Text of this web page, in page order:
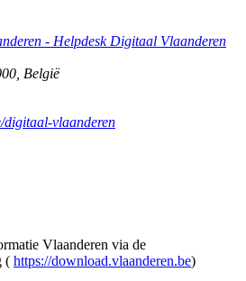
- Helpdesk Digitaal Vlaanderen
, België
digitaal-vlaanderen
Vlaanderen via de
( https://download.vlaanderen.be)